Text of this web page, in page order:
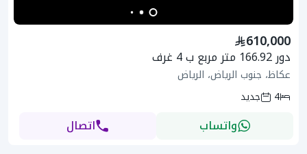
610,000
دور 166.92 متر مربع ب 4 غرف
عكاظ، جنوب الرياض، الرياض
4
جديد
واتساب اتصال